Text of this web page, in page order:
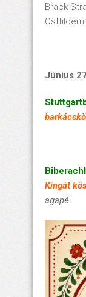
Brack-
Ostfildern.
Június
Kingát
agapé.